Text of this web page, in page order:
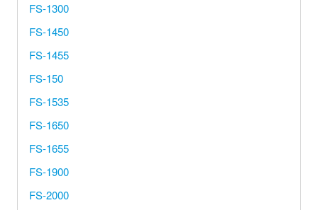
Apothekenrollen
Öko Rollen
Sonderrollen
FS-1300
FS-1450
FS-1455
FS-150
FS-1535
FS-1650
FS-1655
FS-1900
FS-2000